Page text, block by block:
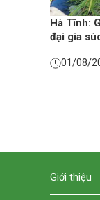
Hà Tĩnh:
đại gia
01/08/
Giới thiệu